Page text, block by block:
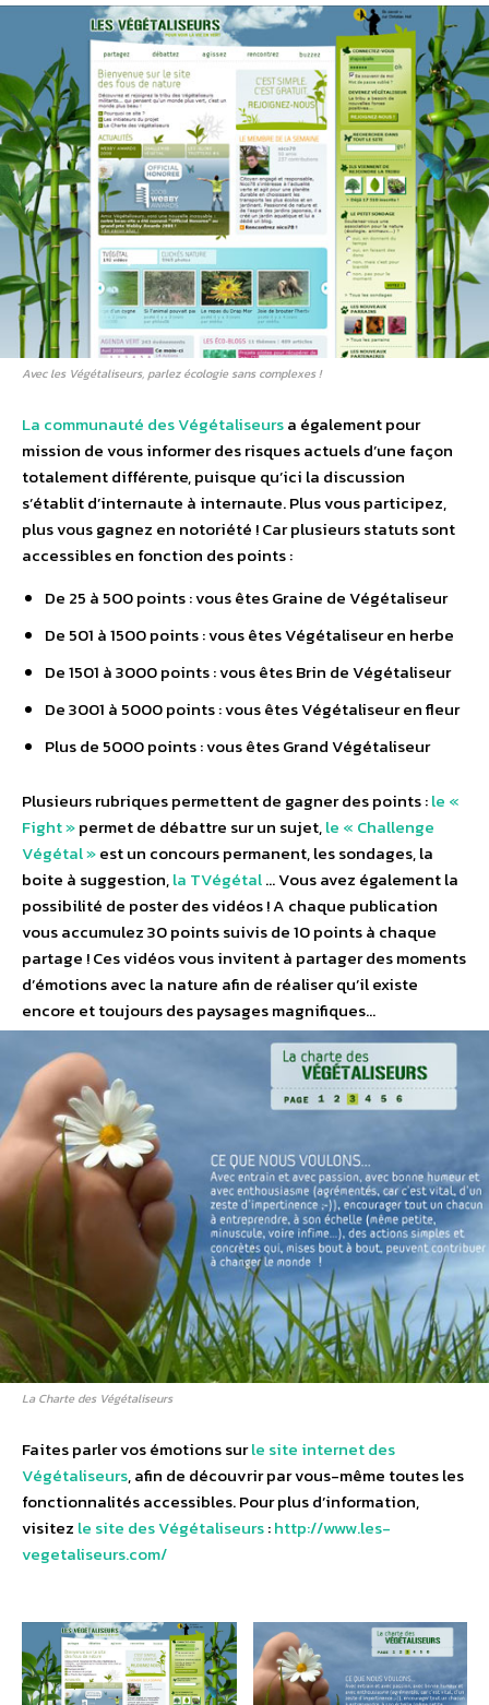
Avec les Végétaliseurs, parlez écologie sans complexes !
La communauté des Végétaliseursa également pour
mission de vous informer des risques actuels d’une façon
totalement différente, puisque qu’ici la discussion
s’établit d’internaute à internaute. Plus vous participez,
plus vous gagnez en notoriété ! Car plusieurs statuts sont
accessibles en fonction des points :
De 25 à 500 points : vous êtes Graine de Végétaliseur
De 501 à 1500 points : vous êtes Végétaliseur en herbe
De 1501 à 3000 points : vous êtes Brin de Végétaliseur
De 3001 à 5000 points : vous êtes Végétaliseur en fleur
Plus de 5000 points : vous êtes Grand Végétaliseur
Plusieurs rubriques permettent de gagner des points :le «
Fight »permet de débattre sur un sujet,le « Challenge
Végétal »est un concours permanent, les sondages, la
boite à suggestion,la TVégétal… Vous avez également la
possibilité de poster des vidéos ! A chaque publication
vous accumulez 30 points suivis de 10 points à chaque
partage ! Ces vidéos vous invitent à partager des moments
d’émotions avec la nature afin de réaliser qu’il existe
encore et toujours des paysages magnifiques…
La Charte des Végétaliseurs
Faites parler vos émotions surle site internet des
Végétaliseurs, afin de découvrir par vous-même toutes les
fonctionnalités accessibles. Pour plus d’information,
visitez le site des Végétaliseurs:http://www.les-
vegetaliseurs.com/